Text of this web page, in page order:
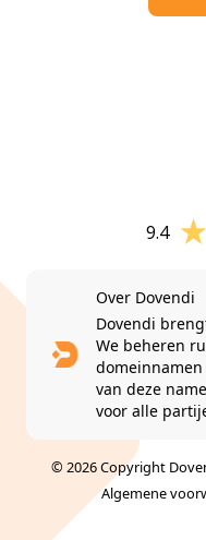
9.4
Over Dovendi
Dovendi
We beheren
van deze
voor alle
© 2026 Copyright
Algemene